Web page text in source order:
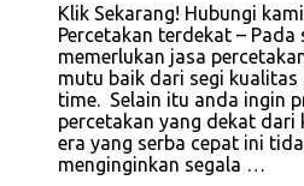
Klik Sekarang! Hubungi
Percetakan terdekat –
memerlukan jasa
mutu baik dari segi
time. Selain itu anda ingin
percetakan yang dekat dari
era yang serba cepat ini
menginginkan segala …